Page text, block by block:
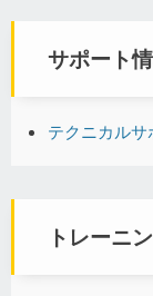
サポート
テクニカルサ
トレーニ